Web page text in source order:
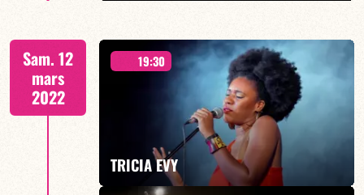
Sam. 12
mars
2022
19:30
TRICIA EVY